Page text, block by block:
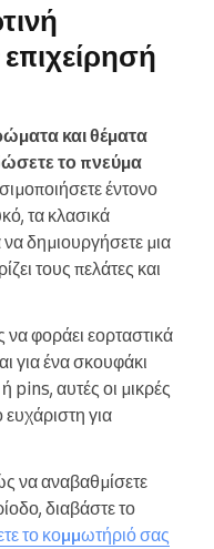
και θέματα
το πνεύμα
έντονο
τα κλασικά
να δημιουργήσετε μια
τους πελάτες και
φοράει εορταστικά
για ένα σκουφάκι
pins, αυτές οι μικρές
ευχάριστη για
να αναβαθμίσετε
διαβάστε το
το κομμωτήριό σας